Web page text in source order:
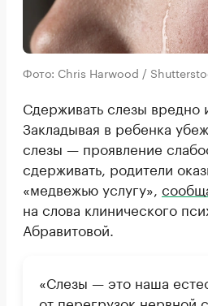
Фото: Chris Harwood /
Сдерживать слезы вредно
Закладывая в ребенка
слезы — проявление
сдерживать, родители
«медвежью услугу»,
на слова клинического
Абравитовой.
«Слезы — это наша
от перегрузок нервной